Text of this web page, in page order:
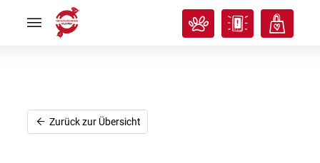
uns
Ich
will
uns
Ich
will
Zurück zur Übersicht